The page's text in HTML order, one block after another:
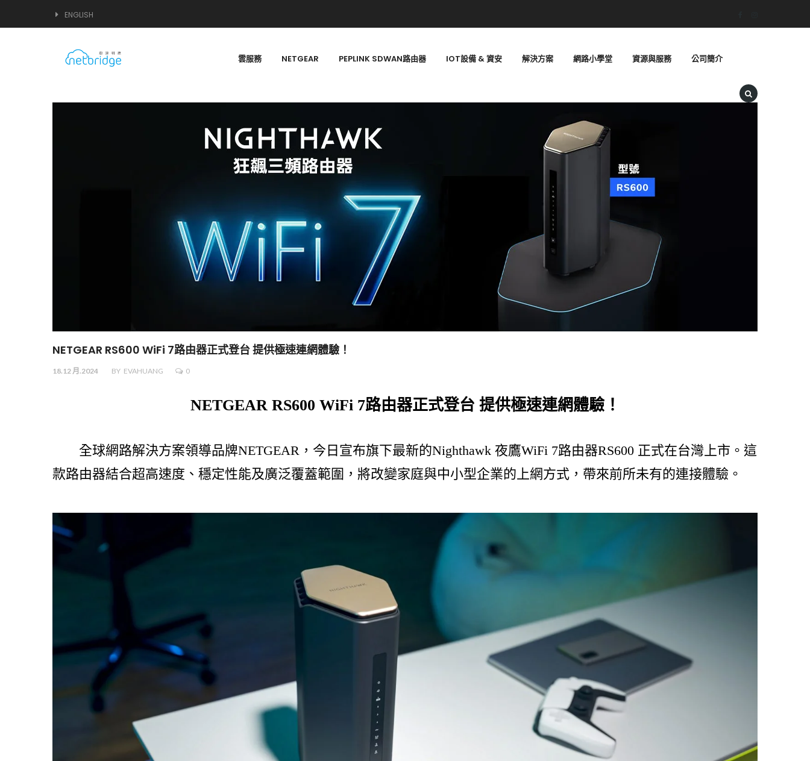
ENGLISH
雲服務 NETGEAR PEPLINK SDWAN路由器 IOT設備 & 資安 解決方案 網路小學堂 資源與服務 公司簡介
NETGEAR RS600 WiFi 7路由器正式登台 提供極速連網體驗！
18.12 月.2024 BY EVAHUANG 0
NETGEAR RS600 WiFi 7路由器正式登台 提供極速連網體驗！
全球網路解決方案領導品牌NETGEAR，今日宣布旗下最新的Nighthawk 夜鷹WiFi 7路由器RS600 正式在台灣上市。這
款路由器結合超高速度、穩定性能及廣泛覆蓋範圍，將改變家庭與中小型企業的上網方式，帶來前所未有的連接體驗。